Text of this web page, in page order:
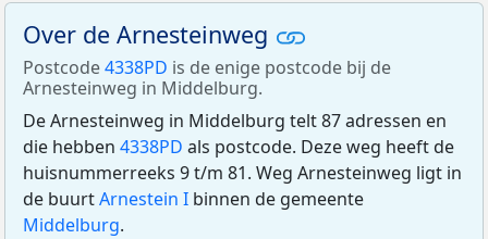
Over de Arnesteinweg
Postcode4338PD is de enige postcode bij de
Arnesteinweg in Middelburg.
De Arnesteinweg in Middelburg telt 87 adressen en
die hebben 4338PD als postcode. Deze weg heeft de
huisnummerreeks 9 t/m 81. Weg Arnesteinweg ligt in
de buurtArnestein I binnen de gemeente
Middelburg.